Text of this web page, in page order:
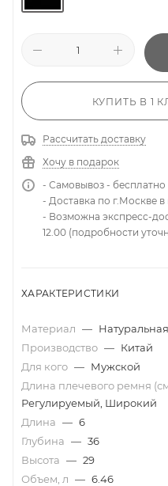
КУПИТЬ В 1
Рассчитать доставку
Хочу в подарок
- Самовывоз - бесплатно
- Доставка по г.Москве
- Возможна экспресс-
12.00 (подробности
ХАРАКТЕРИСТИКИ
Материал —
Производство — Китай
Для кого — Мужской
Длина плечевого ремня
Регулируемый, Широкий
Длина — 6
Глубина — 36
Высота — 29
Объем, л — 6.46